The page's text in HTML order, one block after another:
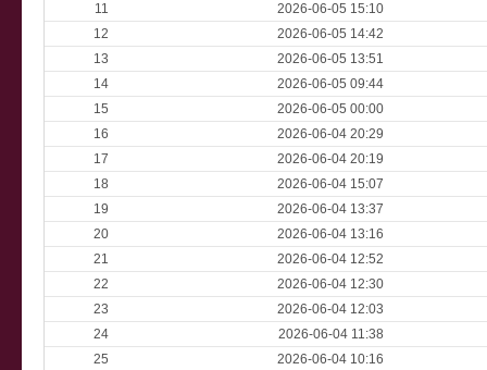
11
2026-06-05 15:10
12
2026-06-05 14:42
13
2026-06-05 13:51
14
2026-06-05 09:44
15
2026-06-05 00:00
16
2026-06-04 20:29
17
2026-06-04 20:19
18
2026-06-04 15:07
19
2026-06-04 13:37
20
2026-06-04 13:16
21
2026-06-04 12:52
22
2026-06-04 12:30
23
2026-06-04 12:03
24
2026-06-04 11:38
25
2026-06-04 10:16